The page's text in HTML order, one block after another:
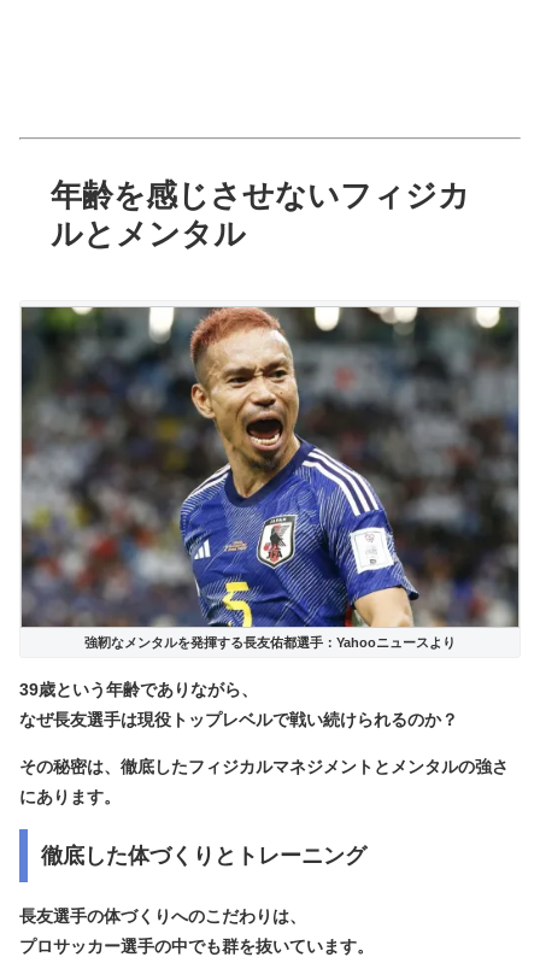
年齢を感じさせないフィジカ
ルとメンタル
強靭なメンタルを発揮する長友佑都選手：Yahooニュースより
39歳という年齢でありながら、
なぜ長友選手は現役トップレベルで戦い続けられるのか？
その秘密は、徹底したフィジカルマネジメントとメンタルの強さ
にあります。
徹底した体づくりとトレーニング
長友選手の体づくりへのこだわりは、
プロサッカー選手の中でも群を抜いています。